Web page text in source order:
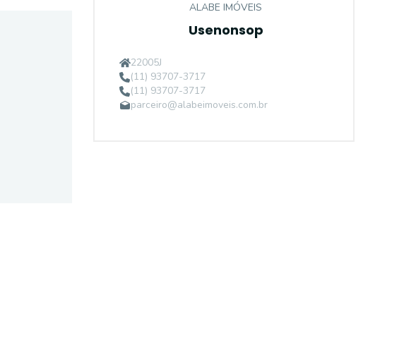
ALABE IMÓVEIS
Usenonsop
22005J
(11) 93707-3717
(11) 93707-3717
parceiro@alabeimoveis.com.br